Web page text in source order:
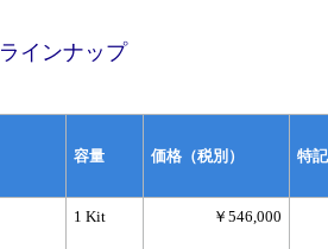
インナップ
容量 価格（税別） 特
1 Kit
￥546,000